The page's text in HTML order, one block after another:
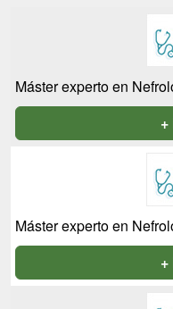
Máster experto en
Máster experto en